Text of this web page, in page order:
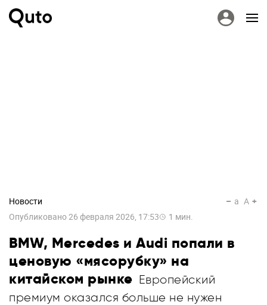
Новости
Опубликовано26 февраля 2026, 17:53 1 мин.
a A
BMW, Mercedes и Audi попали в
ценовую «мясорубку» на
китайском рынке Европейский
премиум оказался больше не нужен